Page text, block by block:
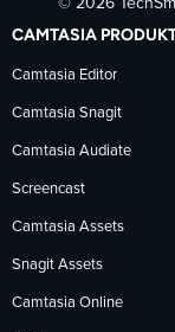
© 2026
CAMTASIA
Camtasia Editor
Camtasia Snagit
Camtasia Audiate
Screencast
Camtasia Assets
Snagit Assets
Camtasia Online